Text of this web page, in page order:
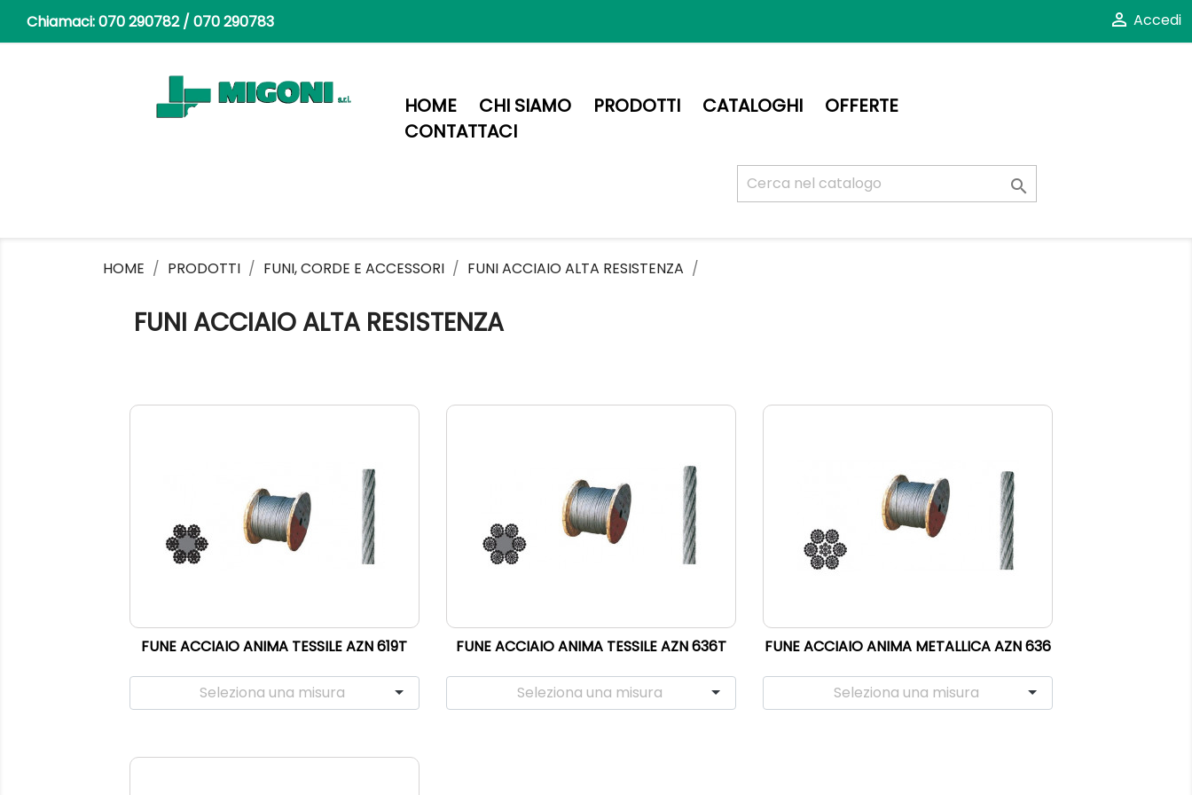
Chiamaci:070 290782 / 070 290783  Accedi
HOME CHI SIAMO PRODOTTI CATALOGHI
OFFERTE
CONTATTACI

HOME PRODOTTI FUNI, CORDE E ACCESSORI FUNI ACCIAIO ALTA RESISTENZA
FUNI ACCIAIO ALTA RESISTENZA
FUNE ACCIAIO ANIMA TESSILE AZN 619T FUNE ACCIAIO ANIMA TESSILE AZN 636T FUNE ACCIAIO ANIMA METALLICA AZN 636